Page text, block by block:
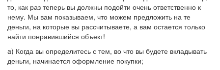
то, как раз теперь вы должны подойти очень ответственно к
нему. Мы вам показываем, что можем предложить на те
деньги, на которые вы рассчитываете, а вам остается только
найти понравившийся объект!
a) Когда вы определитесь с тем, во что вы будете вкладывать
деньги, начинается оформление покупки;